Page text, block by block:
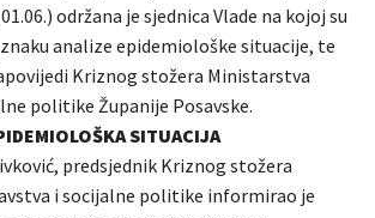
održana je sjednica Vlade na kojoj su
analize epidemiološke situacije, te
Kriznog stožera Ministarstva
politike Županije Posavske.
SITUACIJA
predsjednik Kriznog stožera
i socijalne politike informirao je